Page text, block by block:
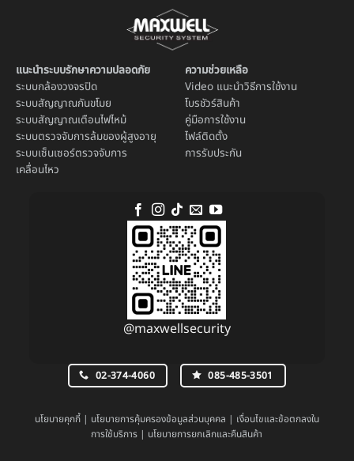
แนะนำระบบรักษาความปลอดภัย
ระบบกล้องวงจรปิด
ระบบสัญญาณกันขโมย
ระบบสัญญาณเตือนไฟไหม้
ระบบตรวจจับการล้มของผู้สูงอายุ
ระบบเซ็นเซอร์ตรวจจับการ
เคลื่อนไหว
ความช่วยเหลือ
Video แนะนำวิธีการใช้งาน
โบรชัวร์สินค้า
คู่มือการใช้งาน
ไฟล์ติดตั้ง
การรับประกัน
@maxwellsecurity
02-374-4060 085-485-3501
นโยบายคุกกี้| นโยบายการคุ้มครองข้อมูลส่วนบุคคล | เงื่อนไขและข้อตกลงใน
การใช้บริการ | นโยบายการยกเลิกและคืนสินค้า